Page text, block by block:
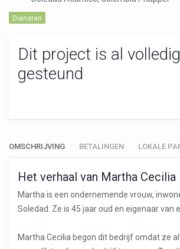
Diensten
Dit project is al volledig
gesteund
OMSCHRIJVING BETALINGEN LOKALE
Het verhaal van Martha Cecilia
Martha is een ondernemende vrouw,
Soledad. Ze is 45 jaar oud en eigenaar van
Martha Cecilia begon dit bedrijf omdat ze